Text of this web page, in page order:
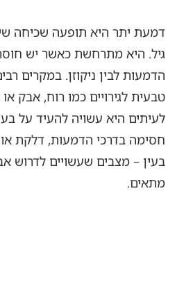
דמעת יתר היא תופעה שכיחה
גיל. היא מתרחשת כאשר יש חוסר
הדמעות לבין ניקוזן. במקרים
טבעית לגירויים כמו רוח, אבק
לעיתים היא עשויה להעיד על
חסימה בדרכי הדמעות, דלקת או
בעין – מצבים שעשויים לדרוש
מתאים.